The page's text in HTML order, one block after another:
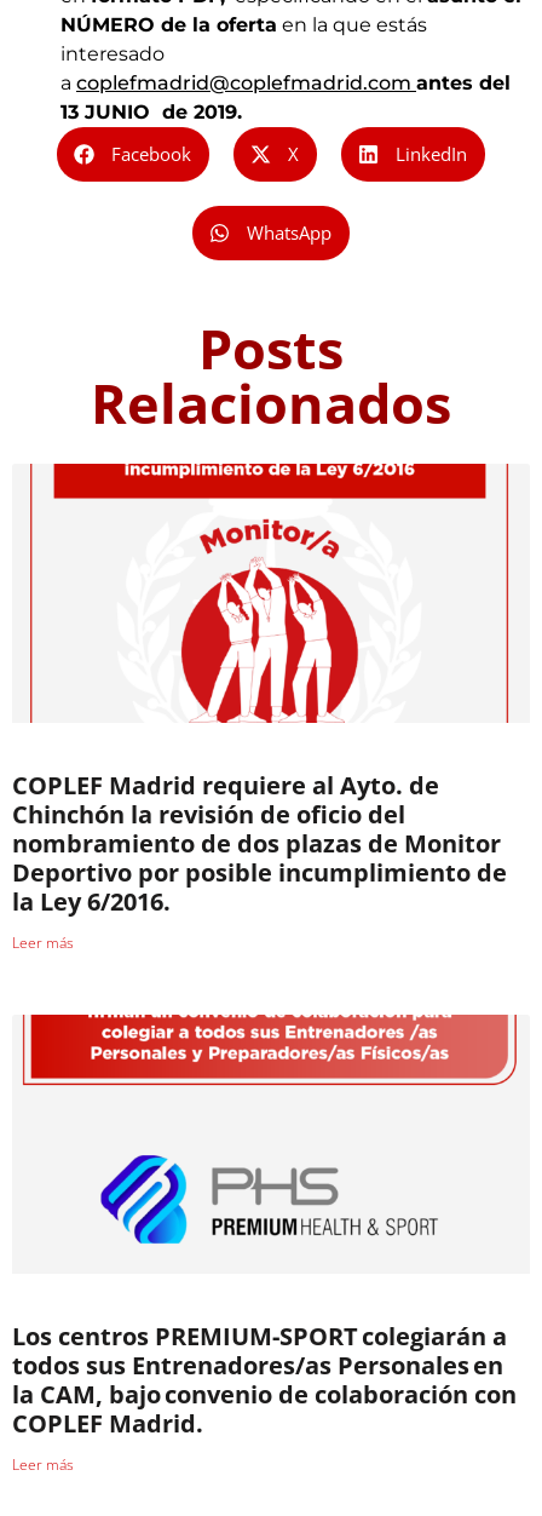
NÚMERO de la oferta en la que estás
interesado
a coplefmadrid@coplefmadrid.com antes del
13 JUNIO de 2019.
Facebook X LinkedIn
WhatsApp
Posts
Relacionados
COPLEF Madrid requiere al Ayto. de
Chinchón la revisión de oficio del
nombramiento de dos plazas de Monitor
Deportivo por posible incumplimiento de
la Ley 6/2016.
Leer más
Los centros PREMIUM-SPORT colegiarán a
todos sus Entrenadores/as Personales en
la CAM, bajo convenio de colaboración con
COPLEF Madrid.
Leer más